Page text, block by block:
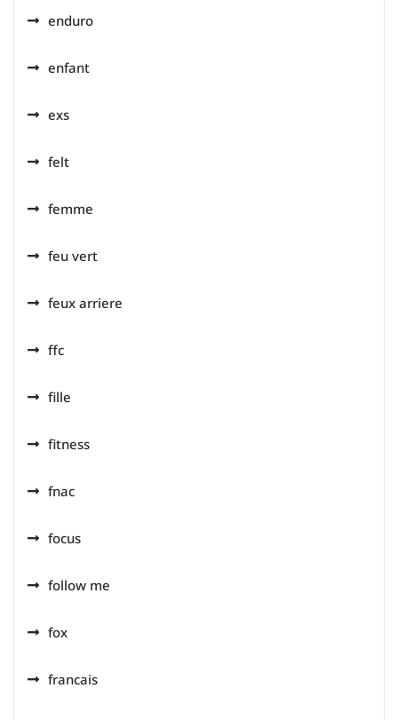
enduro
enfant
exs
felt
femme
feu vert
feux arriere
ffc
fille
fitness
fnac
focus
follow me
fox
francais